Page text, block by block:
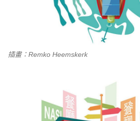
插畫：Remko Heemskerk